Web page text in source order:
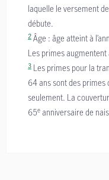
laquelle le versement
débute.
2 Âge : âge atteint à
Les primes augmentent
3 Les primes pour la
64 ans sont des
seulement. La
65e anniversaire de